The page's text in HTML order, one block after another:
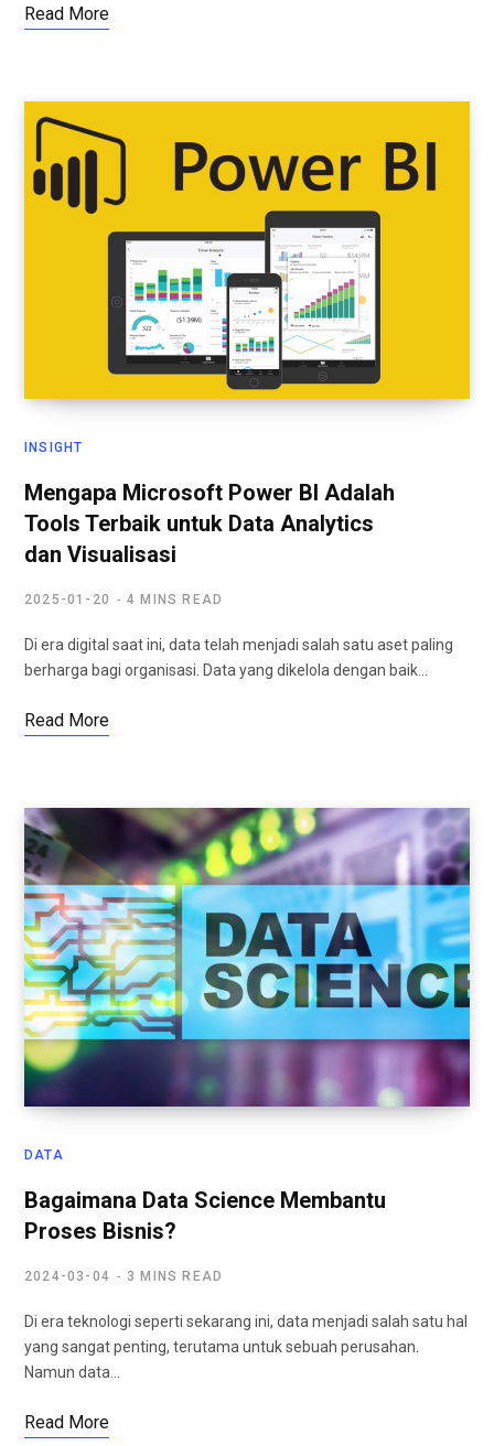
Read More
INSIGHT
Mengapa Microsoft Power BI Adalah
Tools Terbaik untuk Data Analytics
dan Visualisasi
2025-01-20 4 MINS READ
Di era digital saat ini, data telah menjadi salah satu aset paling
berharga bagi organisasi. Data yang dikelola dengan baik…
Read More
DATA
Bagaimana Data Science Membantu
Proses Bisnis?
2024-03-04 3 MINS READ
Di era teknologi seperti sekarang ini, data menjadi salah satu hal
yang sangat penting, terutama untuk sebuah perusahan.
Namun data…
Read More